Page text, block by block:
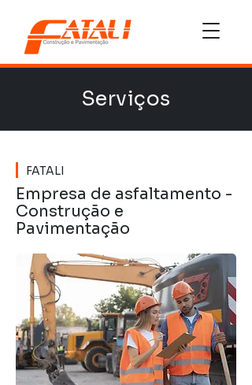
Serviços
FATALI
Empresa de asfaltamento -
Construção e
Pavimentação